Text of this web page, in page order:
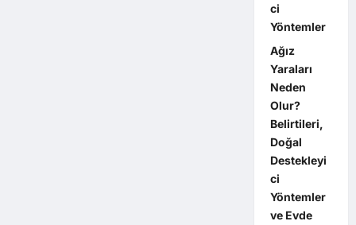
ci
Yöntemler
Ağız
Yaraları
Neden
Olur?
Belirtileri,
Doğal
Destekleyi
ci
Yöntemler
ve Evde